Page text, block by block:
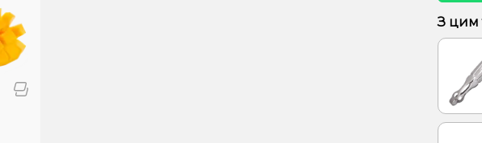
Лайм,
Жуйка
З цим